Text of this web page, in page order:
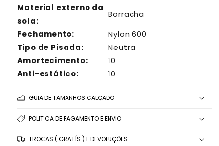
Material externo da
sola:
Borracha
Fechamento:
Nylon 600
Tipo de Pisada:
Neutra
Amortecimento:
10
Anti-estático:
10
GUIA DE TAMANHOS CALÇADO
POLITICA DE PAGAMENTO E ENVIO
TROCAS ( GRATÍS ) E DEVOLUÇÕES